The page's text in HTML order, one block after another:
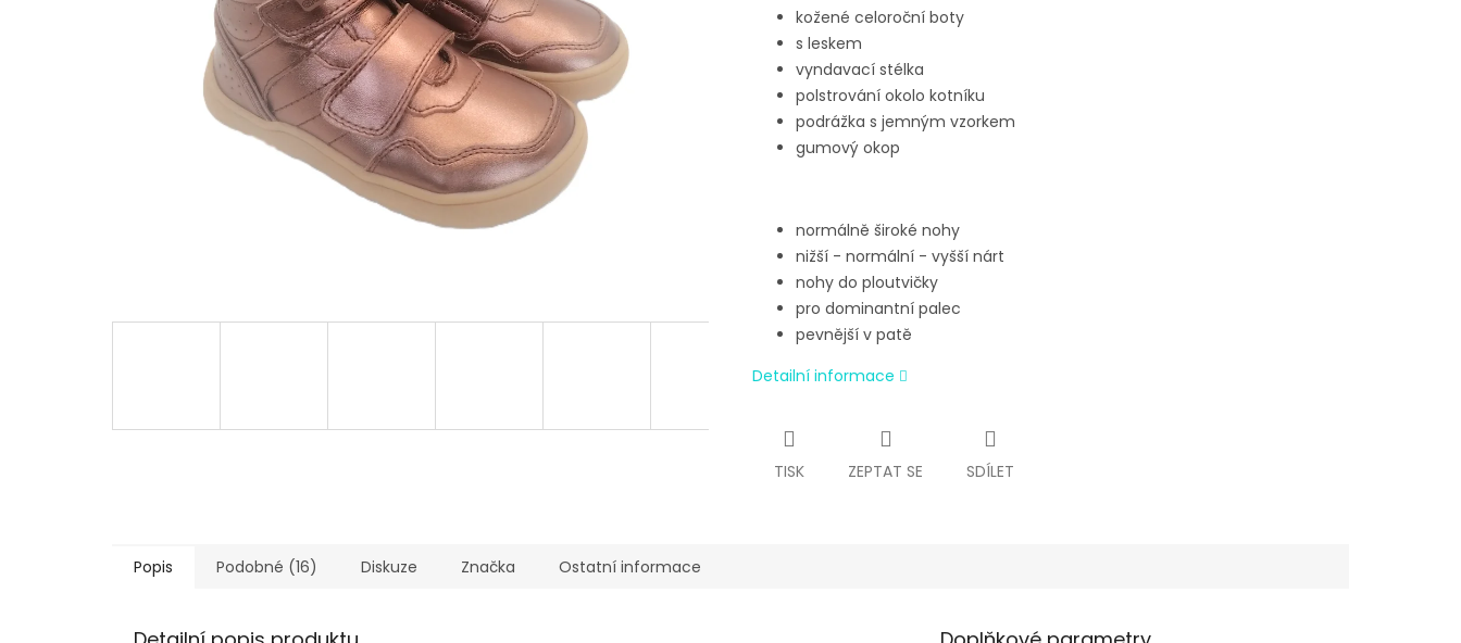
kožené celoroční boty
s leskem
vyndavací stélka
polstrování okolo kotníku
podrážka s jemným vzorkem
gumový okop
normálně široké nohy
nižší - normální - vyšší nárt
nohy do ploutvičky
pro dominantní palec
pevnější v patě
Detailní informace
TISK ZEPTAT SE SDÍLET
Popis Podobné (16) Diskuze Značka Ostatní informace